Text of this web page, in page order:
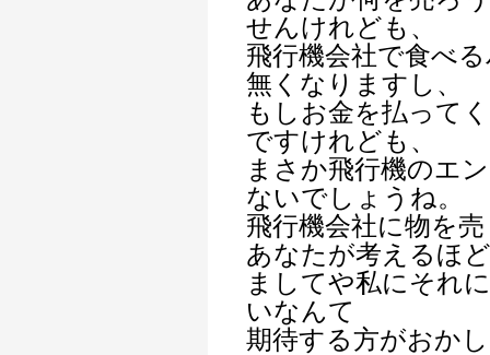
せんけれども、
飛行機会社で食べ
無くなりますし、
もしお金を払って
ですけれども、
まさか飛行機のエ
ないでしょうね。
飛行機会社に物を
あなたが考えるほ
ましてや私にそれ
いなんて
期待する方がおか